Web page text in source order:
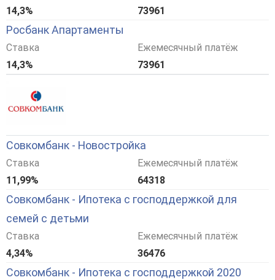
14,3% 73961
Росбанк Апартаменты
Ставка
14,3%
Ежемесячный платёж
73961
Совкомбанк - Новостройка
Ставка
11,99%
Ежемесячный платёж
64318
Совкомбанк - Ипотека с господдержкой для
семей с детьми
Ставка
4,34%
Ежемесячный платёж
36476
Совкомбанк - Ипотека с господдержкой 2020